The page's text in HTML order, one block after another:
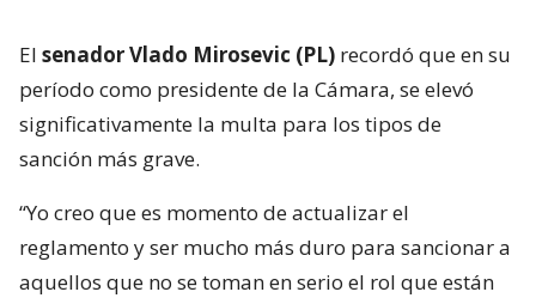
El senador Vlado Mirosevic (PL) recordó que en su
período como presidente de la Cámara, se elevó
significativamente la multa para los tipos de
sanción más grave.
“Yo creo que es momento de actualizar el
reglamento y ser mucho más duro para sancionar a
aquellos que no se toman en serio el rol que están